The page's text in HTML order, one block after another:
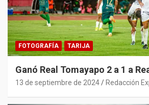
FOTOGRAFÍA TARIJA
Ganó Real Tomayapo 2 a 1 a
13 de septiembre de 2024 Redacción